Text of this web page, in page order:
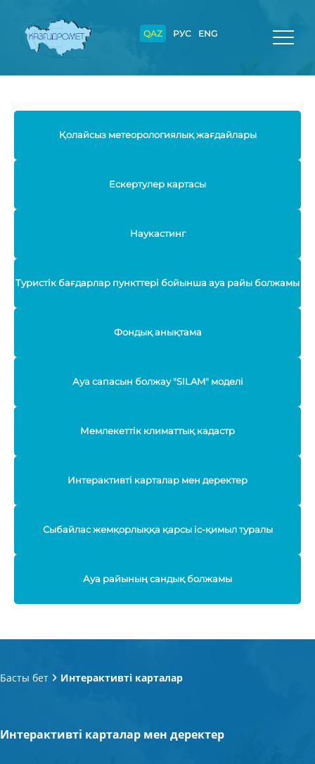
QAZ РУС ENG
Қолайсыз метеорологиялық жағдайлары
Ескертулер картасы
Наукастинг
Туристік бағдарлар пункттері бойынша ауа райы болжамы
Фондық анықтама
Ауа сапасын болжау "SILAM" моделі
Мемлекеттік климаттық кадастр
Интерактивті карталар мен деректер
Сыбайлас жемқорлыққа қарсы іс-қимыл туралы
Ауа райының сандық болжамы
Басты бет Интерактивті карталар
Интерактивті карталар мен деректер